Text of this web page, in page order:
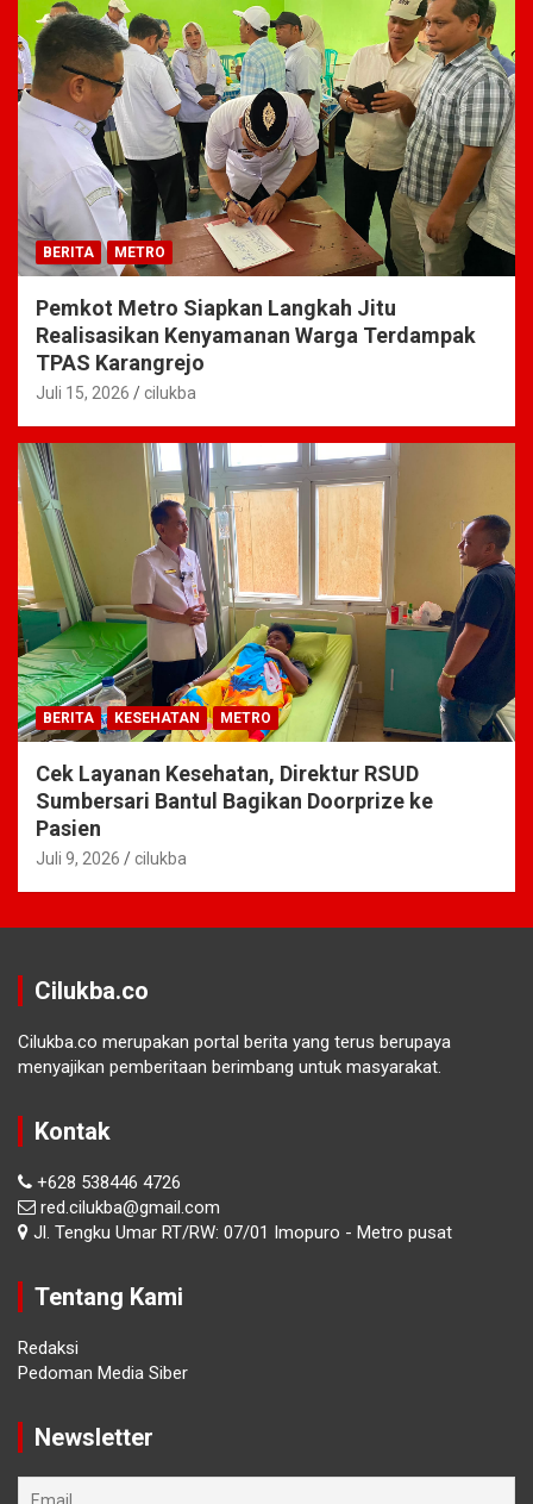
BERITA METRO
Pemkot Metro Siapkan Langkah Jitu
Realisasikan Kenyamanan Warga Terdampak
TPAS Karangrejo
Juli 15, 2026 cilukba
BERITA KESEHATAN METRO
Cek Layanan Kesehatan, Direktur RSUD
Sumbersari Bantul Bagikan Doorprize ke
Pasien
Juli 9, 2026 cilukba
Cilukba.co
Cilukba.co merupakan portal berita yang terus berupaya
menyajikan pemberitaan berimbang untuk masyarakat.
Kontak
+628 538446 4726
red.cilukba@gmail.com
Jl. Tengku Umar RT/RW: 07/01 Imopuro - Metro pusat
Tentang Kami
Redaksi
Pedoman Media Siber
Newsletter